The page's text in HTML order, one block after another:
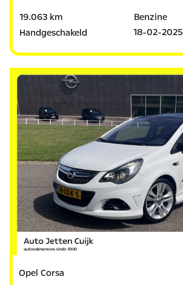
19.063 km
Benzine
Handgeschakeld
18-02-2025
Opel Corsa